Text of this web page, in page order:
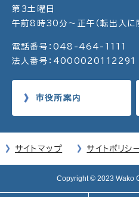
第3土曜日
午前8時30分～正午（転出入に
電話番号：048-464-1111
法人番号：4000020112291
市役所案内
サイトマップ サイトポリシ
Copyright © 2023 Wako